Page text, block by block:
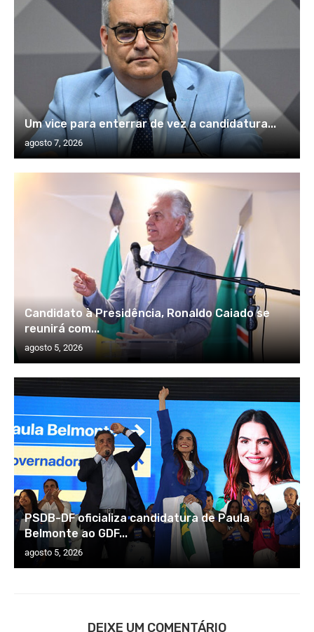
Um vice para enterrar de vez a candidatura...
agosto 7, 2026
Candidato à Presidência, Ronaldo Caiado se
reunirá com...
agosto 5, 2026
PSDB-DF oficializa candidatura de Paula
Belmonte ao GDF...
agosto 5, 2026
DEIXE UM COMENTÁRIO